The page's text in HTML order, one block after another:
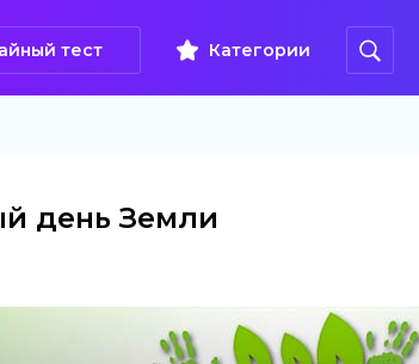
тест Категории
день Земли